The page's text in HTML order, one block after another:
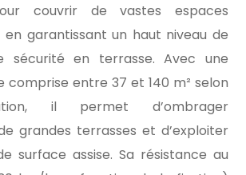
couvrir de vastes espaces
garantissant un haut niveau de
sécurité en terrasse. Avec une
comprise entre 37 et 140 m² selon
il permet d’ombrager
grandes terrasses et d’exploiter
surface assise. Sa résistance au